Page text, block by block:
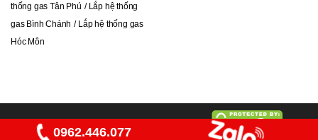
thống gas Tân Phú
Lắp hệ thống
gas Bình Chánh
Lắp hệ thống gas
Hóc Môn
Copyright 2026 ©gashiepthanh.com
0962.446.077